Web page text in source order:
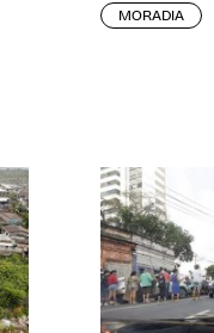
MORADIA